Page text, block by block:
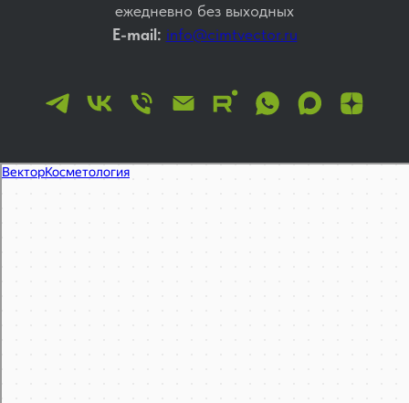
ежедневно без выходных
E-mail: info@cimtvector.ru
Вектор
Косметология в Москве